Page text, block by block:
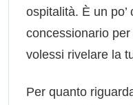
ospitalità. È un
concessionario per
volessi rivelare la
Per quanto